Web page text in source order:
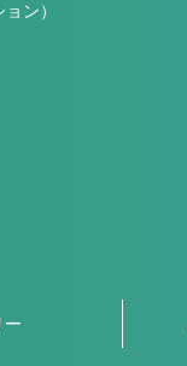
ン）
ー